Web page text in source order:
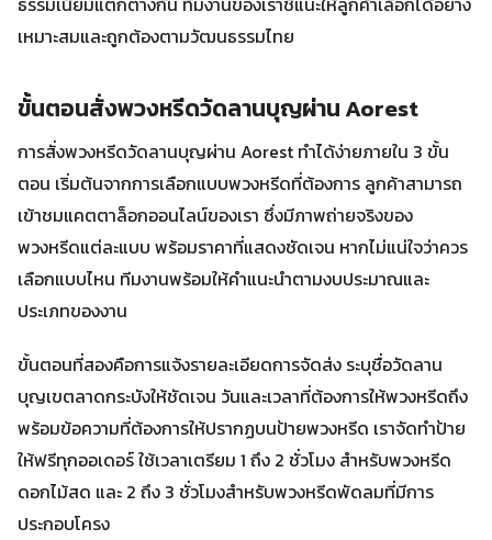
เหมาะสมและถูกต้องตามวัฒนธรรมไทย
ขั้นตอนสั่งพวงหรีดวัดลานบุญผ่าน Aorest
การสั่งพวงหรีดวัดลานบุญผ่าน Aorest ทำได้ง่ายภายใน 3 ขั้น
ตอน เริ่มต้นจากการเลือกแบบพวงหรีดที่ต้องการ ลูกค้าสามารถ
เข้าชมแคตตาล็อกออนไลน์ของเรา ซึ่งมีภาพถ่ายจริงของ
พวงหรีดแต่ละแบบ พร้อมราคาที่แสดงชัดเจน หากไม่แน่ใจว่าควร
เลือกแบบไหน ทีมงานพร้อมให้คำแนะนำตามงบประมาณและ
ประเภทของงาน
ขั้นตอนที่สองคือการแจ้งรายละเอียดการจัดส่ง ระบุชื่อวัดลาน
บุญเขตลาดกระบังให้ชัดเจน วันและเวลาที่ต้องการให้พวงหรีดถึง
พร้อมข้อความที่ต้องการให้ปรากฏบนป้ายพวงหรีด เราจัดทำป้าย
ให้ฟรีทุกออเดอร์ ใช้เวลาเตรียม 1 ถึง 2 ชั่วโมง สำหรับพวงหรีด
ดอกไม้สด และ 2 ถึง 3 ชั่วโมงสำหรับพวงหรีดพัดลมที่มีการ
ประกอบโครง